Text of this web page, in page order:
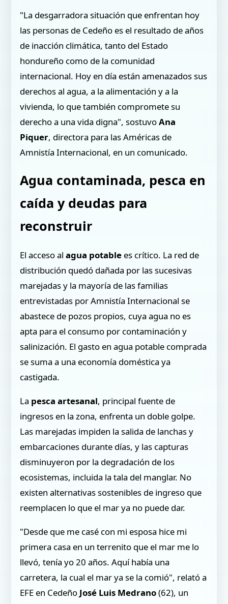
"La desgarradora situación que enfrentan hoy
las personas de Cedeño es el resultado de años
de inacción climática, tanto del Estado
hondureño como de la comunidad
internacional. Hoy en día están amenazados sus
derechos al agua, a la alimentación y a la
vivienda, lo que también compromete su
derecho a una vida digna", sostuvoAna
Piquer, directora para las Américas de
Amnistía Internacional, en un comunicado.
Agua contaminada, pesca en
caída y deudas para
reconstruir
El acceso alagua potable es crítico. La red de
distribución quedó dañada por las sucesivas
marejadas y la mayoría de las familias
entrevistadas por Amnistía Internacional se
abastece de pozos propios, cuya agua no es
apta para el consumo por contaminación y
salinización. El gasto en agua potable comprada
se suma a una economía doméstica ya
castigada.
La pesca artesanal, principal fuente de
ingresos en la zona, enfrenta un doble golpe.
Las marejadas impiden la salida de lanchas y
embarcaciones durante días, y las capturas
disminuyeron por la degradación de los
ecosistemas, incluida la tala del manglar. No
existen alternativas sostenibles de ingreso que
reemplacen lo que el mar ya no puede dar.
"Desde que me casé con mi esposa hice mi
primera casa en un terrenito que el mar me lo
llevó, tenía yo 20 años. Aquí había una
carretera, la cual el mar ya se la comió", relató a
EFE en Cedeño José Luis Medrano(62), un